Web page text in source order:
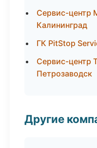
Сервис-центр
Калининград
ГК PitStop
Сервис-центр
Петрозаводск
Другие